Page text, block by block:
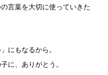
言葉を大切に使っていきた
にもなるから。
に、ありがとう。